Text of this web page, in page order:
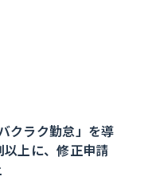
クラク勤怠」を導
上に、修正申請